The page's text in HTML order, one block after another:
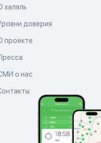
халяль
доверия
проекте
о нас